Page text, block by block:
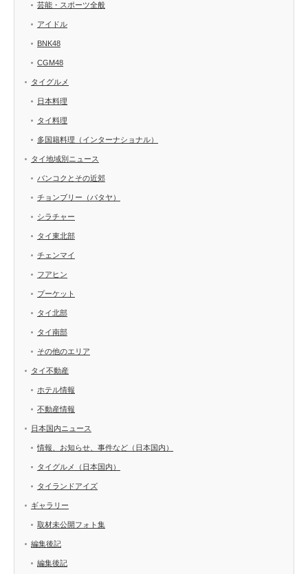
芸能・スポーツ全般
アイドル
BNK48
CGM48
タイグルメ
日本料理
タイ料理
多国籍料理（インターナショナル）
タイ地域別ニュース
バンコクとその近郊
チョンブリー（パタヤ）
シラチャー
タイ東北部
チェンマイ
フアヒン
プーケット
タイ北部
タイ南部
その他のエリア
タイ不動産
ホテル情報
不動産情報
日本国内ニュース
情報、お知らせ、事件など（日本国内）
タイグルメ（日本国内）
タイランドアイズ
ギャラリー
取材未公開フォト集
編集後記
編集後記